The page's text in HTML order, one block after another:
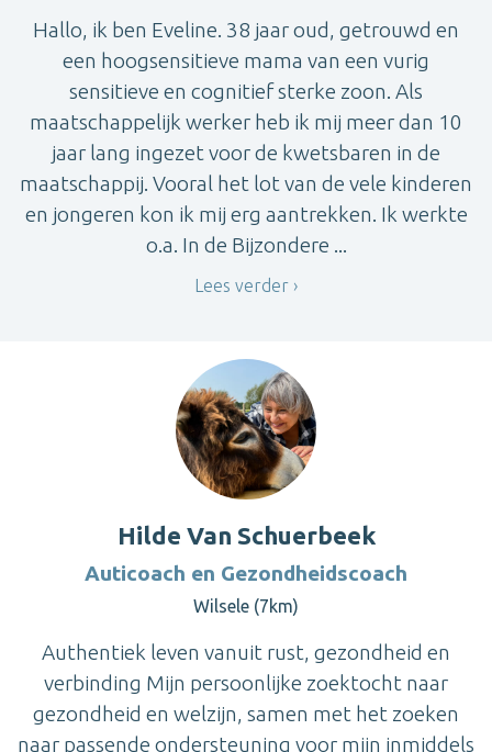
Hallo, ik ben Eveline. 38 jaar oud, getrouwd en
een hoogsensitieve mama van een vurig
sensitieve en cognitief sterke zoon. Als
maatschappelijk werker heb ik mij meer dan 10
jaar lang ingezet voor de kwetsbaren in de
maatschappij. Vooral het lot van de vele kinderen
en jongeren kon ik mij erg aantrekken. Ik werkte
o.a. In de Bijzondere ...
Lees verder
Hilde Van Schuerbeek
Auticoach en Gezondheidscoach
Wilsele (7km)
Authentiek leven vanuit rust, gezondheid en
verbinding Mijn persoonlijke zoektocht naar
gezondheid en welzijn, samen met het zoeken
naar passende ondersteuning voor mijn inmiddels